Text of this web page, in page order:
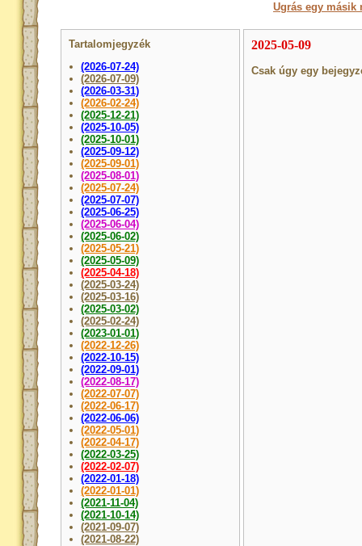
Ugrás egy másik
Tartalomjegyzék
(2026-07-24)
(2026-07-09)
(2026-03-31)
(2026-02-24)
(2025-12-21)
(2025-10-05)
(2025-10-01)
(2025-09-12)
(2025-09-01)
(2025-08-01)
(2025-07-24)
(2025-07-07)
(2025-06-25)
(2025-06-04)
(2025-06-02)
(2025-05-21)
(2025-05-09)
(2025-04-18)
(2025-03-24)
(2025-03-16)
(2025-03-02)
(2025-02-24)
(2023-01-01)
(2022-12-26)
(2022-10-15)
(2022-09-01)
(2022-08-17)
(2022-07-07)
(2022-06-17)
(2022-06-06)
(2022-05-01)
(2022-04-17)
(2022-03-25)
(2022-02-07)
(2022-01-18)
(2022-01-01)
(2021-11-04)
(2021-10-14)
(2021-09-07)
(2021-08-22)
2025-05-09
Csak úgy egy